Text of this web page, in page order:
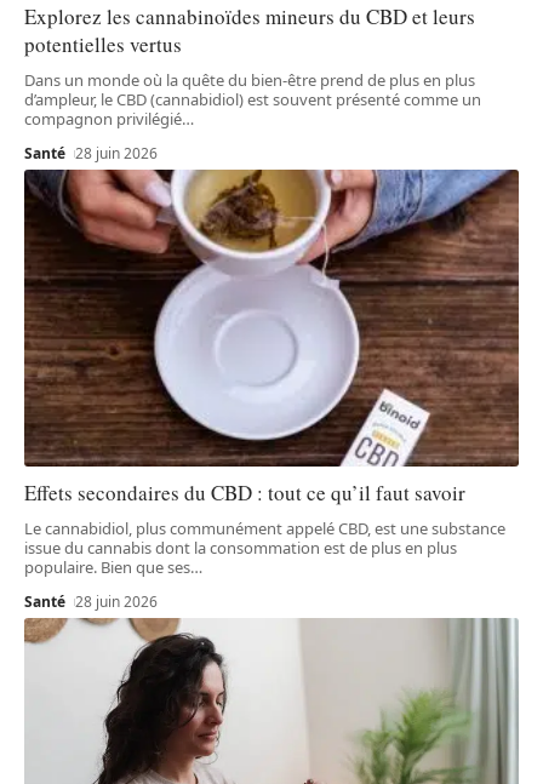
Explorez les cannabinoïdes mineurs du CBD et leurs
potentielles vertus
Dans un monde où la quête du bien-être prend de plus en plus
d’ampleur, le CBD (cannabidiol) est souvent présenté comme un
compagnon privilégié…
Santé 28 juin 2026
Effets secondaires du CBD : tout ce qu’il faut savoir
Le cannabidiol, plus communément appelé CBD, est une substance
issue du cannabis dont la consommation est de plus en plus
populaire. Bien que ses…
Santé 28 juin 2026